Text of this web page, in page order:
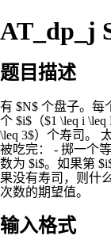
AT_dp_j
题目描述
有 $N$ 个盘子。每
个 $i$（$1 \leq i
\leq 3$）个寿司。
被吃完： - 掷一个
数为 $i$。如果第
果没有寿司，则什
次数的期望值。
输入格式